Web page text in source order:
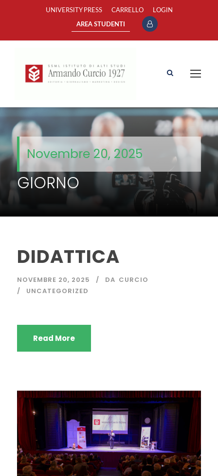
UNIVERSITY PRESS CARRELLO LOGIN
AREA STUDENTI
Novembre 20, 2025
GIORNO
DIDATTICA
NOVEMBRE 20, 2025 DA CURCIO
UNCATEGORIZED
Read More